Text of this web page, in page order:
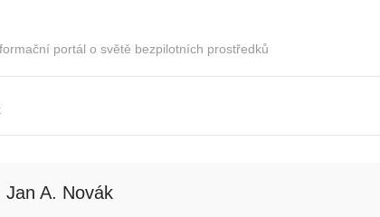
portál o světě bezpilotních prostředků
Jan A. Novák